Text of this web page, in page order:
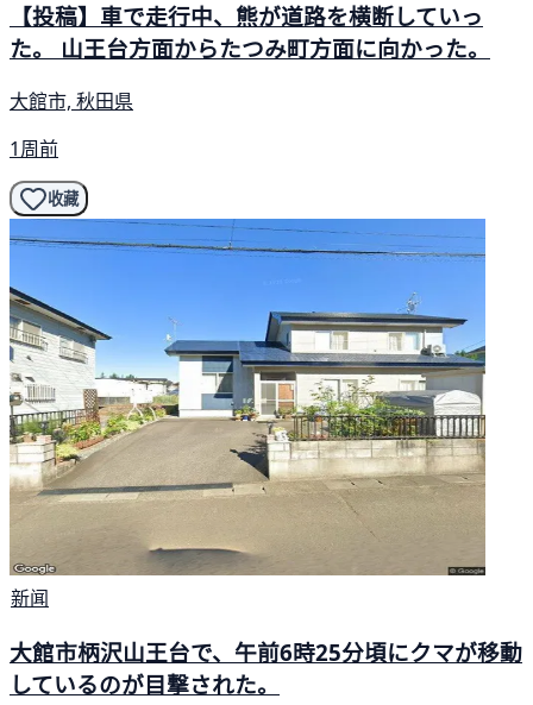
【投稿】車で走行中、熊が道路を横断していっ
た。 山王台方面からたつみ町方面に向かった。
大館市, 秋田県
1周前
收藏
新闻
大館市柄沢山王台で、午前6時25分頃にクマが移動
しているのが目撃された。